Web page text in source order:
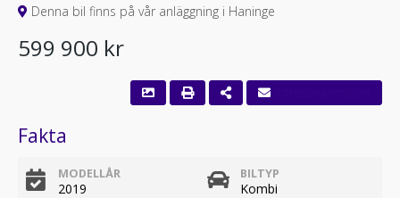
Denna bil finns på vår anläggning i Haninge
599 900 kr
Fakta
MODELLÅR
2019
BILTYP
Kombi